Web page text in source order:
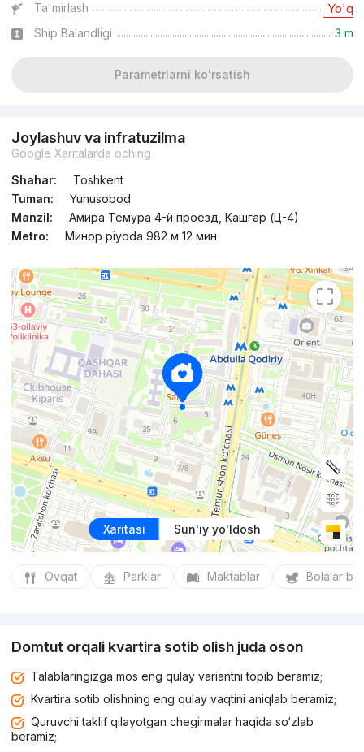
Ta'mirlash Yo'q
Ship Balandligi 3 m
Parametrlarni ko'rsatish
Joylashuv va infratuzilma
Google Xaritalarda oching
Shahar:
Toshkent
Tuman:
Yunusobod
Manzil:
Амира Темура 4-й проезд, Кашгар (Ц-4)
Metro:
Минор piyoda 982 м 12 мин
Xaritasi Sun'iy yo'ldosh
Ovqat Parklar Maktablar Bolalar
Domtut orqali kvartira sotib olish juda oson
Talablaringizga mos eng qulay variantni topib beramiz;
Kvartira sotib olishning eng qulay vaqtini aniqlab beramiz;
Quruvchi taklif qilayotgan chegirmalar haqida so‘zlab
beramiz;